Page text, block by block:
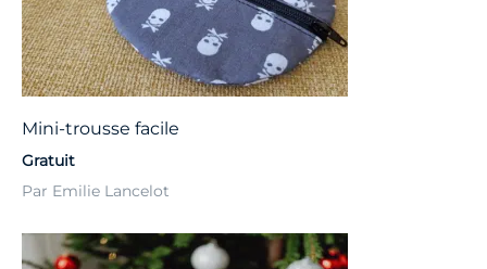
Mini-trousse facile
Gratuit
Par Emilie Lancelot